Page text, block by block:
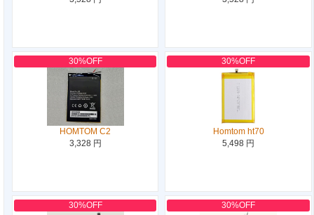
30%OFF
HOMTOM C2
3,328 円
30%OFF
Homtom ht70
5,498 円
30%OFF 30%OFF